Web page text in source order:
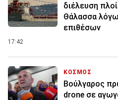
διέλευση
Θάλασσα
επιθέσων
17:42
ΚΟΣΜΟΣ
Βούλγαρος
drone σε